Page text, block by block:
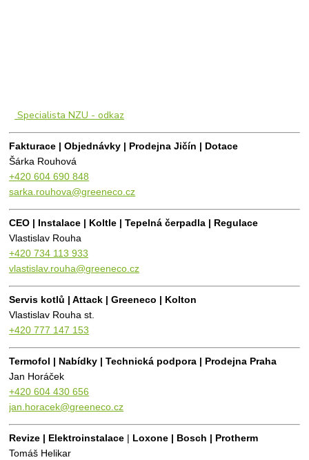
Specialista NZU - odkaz
Fakturace | Objednávky | Prodejna Jičín | Dotace
Šárka Rouhová
+420 604 690 848
sarka.rouhova@greeneco.cz
CEO | Instalace | Koltle | Tepelná čerpadla | Regulace
Vlastislav Rouha
+420 734 113 933
vlastislav.rouha@greeneco.cz
Servis kotlů | Attack | Greeneco | Kolton
Vlastislav Rouha st.
+420 777 147 153
Termofol | Nabídky | Technická podpora | Prodejna Praha
Jan Horáček
+420 604 430 656
jan.horacek@greeneco.cz
Revize | Elektroinstalace | Loxone | Bosch | Protherm
Tomáš Helikar